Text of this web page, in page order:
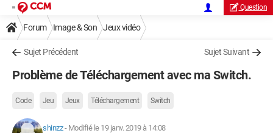
Question
Forum Image & Son Jeux vidéo
Sujet Précédent Sujet Suivant
Problème de Téléchargement avec ma Switch.
Code Jeu Jeux Téléchargement Switch
shinzz- Modifié le 19 janv. 2019 à 14:08